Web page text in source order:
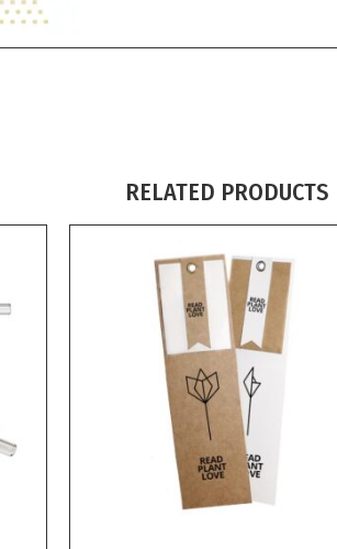
RELATED PRODUCTS